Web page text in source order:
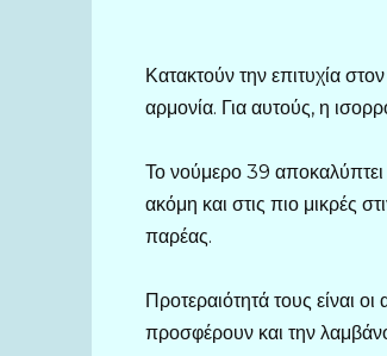
Κατακτούν την επιτυχία
αρμονία. Για αυτούς, η
Το νούμερο 39
ακόμη και στις πιο μικρές
παρέας.
Προτεραιότητά τους είναι
προσφέρουν και την